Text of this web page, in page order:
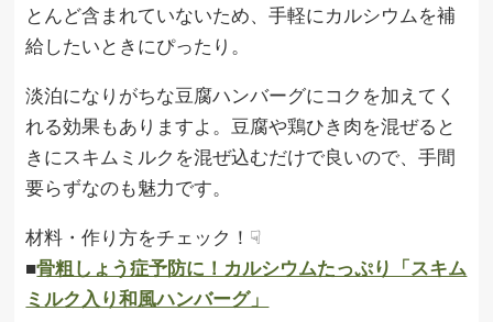
とんど含まれていないため、手軽にカルシウムを補
給したいときにぴったり。
淡泊になりがちな豆腐ハンバーグにコクを加えてく
れる効果もありますよ。豆腐や鶏ひき肉を混ぜると
きにスキムミルクを混ぜ込むだけで良いので、手間
要らずなのも魅力です。
材料・作り方をチェック！☟
■骨粗しょう症予防に！カルシウムたっぷり「スキム
ミルク入り和風ハンバーグ」